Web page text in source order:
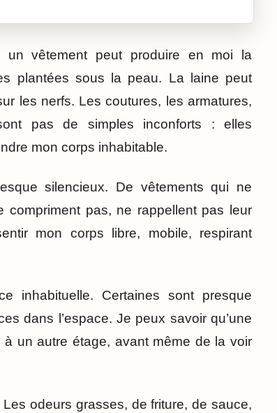
un vêtement peut produire en moi la
plantées sous la peau. La laine peut
les nerfs. Les coutures, les armatures,
pas de simples inconforts : elles
mon corps inhabitable.
silencieux. De vêtements qui ne
compriment pas, ne rappellent pas leur
mon corps libre, mobile, respirant
inhabituelle. Certaines sont presque
dans l’espace. Je peux savoir qu’une
un autre étage, avant même de la voir
odeurs grasses, de friture, de sauce,